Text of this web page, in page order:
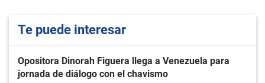
Te puede interesar
Opositora Dinorah Figuera llega a Venezuela para
jornada de diálogo con el chavismo